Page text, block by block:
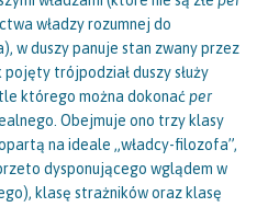
władzy rozumnej do
w duszy panuje stan zwany przez
trójpodział duszy służy
którego można dokonaćper
Obejmuje ono trzy klasy
na ideale „władcy-filozofa”,
dysponującego wglądem w
klasę strażników oraz klasę